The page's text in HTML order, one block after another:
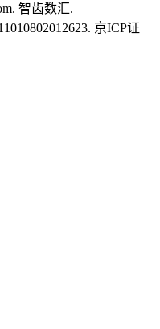
智齿数汇.
京ICP证